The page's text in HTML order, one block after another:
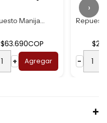
Repuesto Manija N...
$63.690COP
+ Agregar
−
›